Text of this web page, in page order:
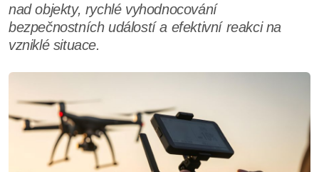
nad objekty, rychlé vyhodnocování
bezpečnostních událostí a efektivní reakci na
vzniklé situace.